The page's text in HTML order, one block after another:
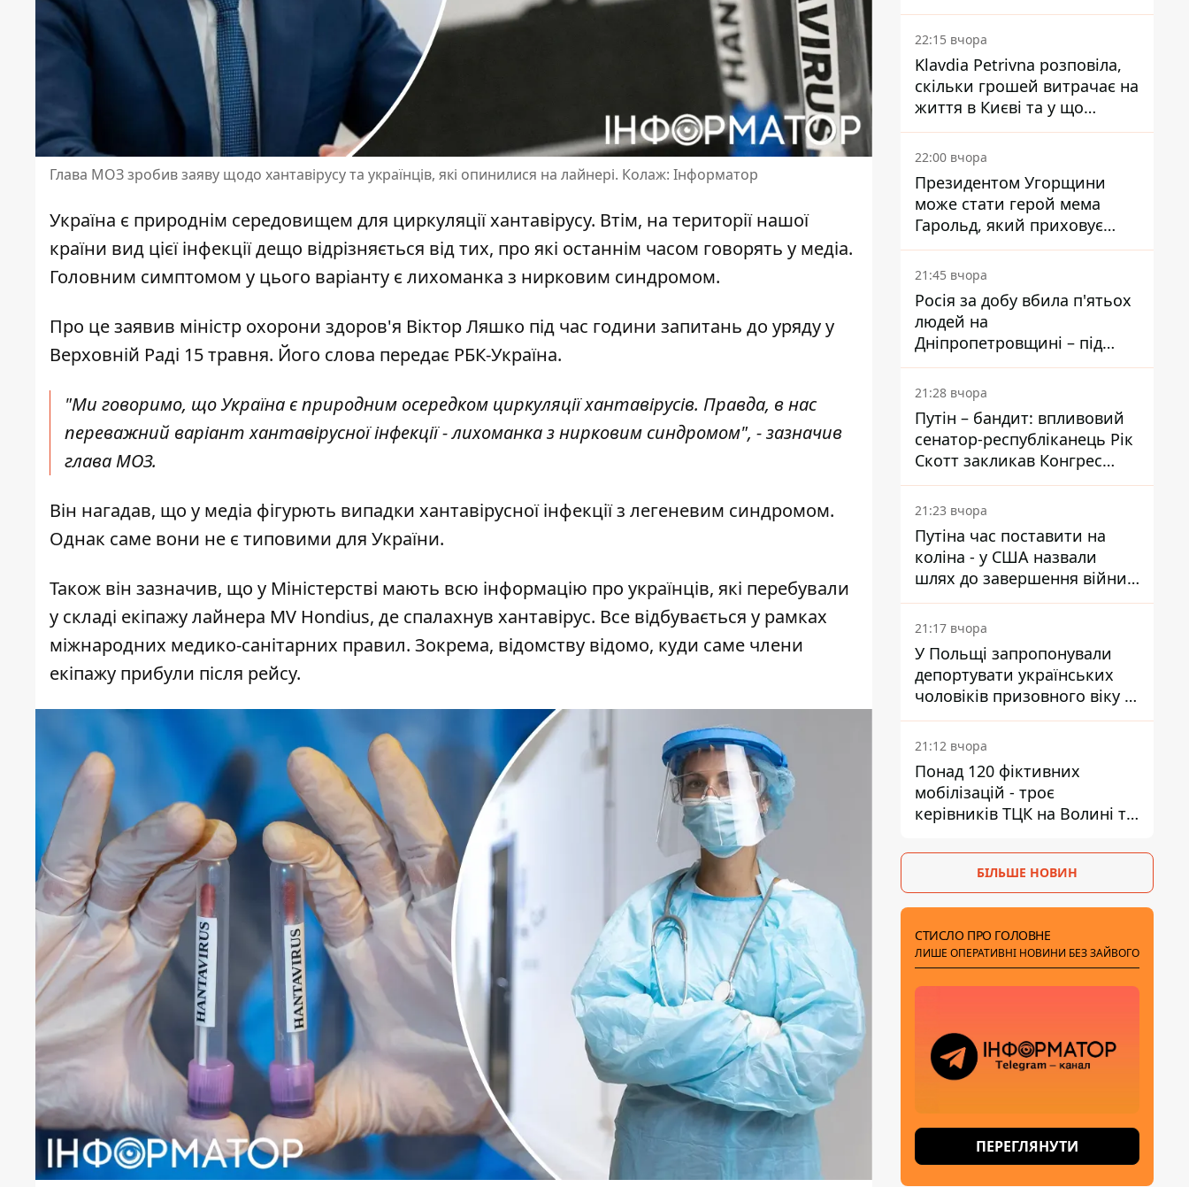
Глава МОЗ зробив заяву щодо хантавірусу та українців, які опинилися на лайнері. Колаж: Інформатор
Україна є природнім середовищем для циркуляції хантавірусу. Втім, на території нашої
країни вид цієї інфекції дещо відрізняється від тих, про які останнім часом говорять у медіа.
Головним симптомом у цього варіанту є лихоманка з нирковим синдромом.
Про цезаявив міністр охорони здоров'я Віктор Ляшко під час години запитань до уряду у
Верховній Раді 15 травня. Його слова передає РБК-Україна.
"Ми говоримо, що Україна є природним осередком циркуляції хантавірусів. Правда, в нас
переважний варіант хантавірусної інфекції - лихоманка з нирковим синдромом", - зазначив
глава МОЗ.
Він нагадав, що у медіа фігурють випадки хантавірусної інфекції з легеневим синдромом.
Однак саме вони не є типовими для України.
Також він зазначив, що у Міністерстві мають всю інформацію про українців, які перебували
у складі екіпажу лайнера MV Hondius, де спалахнув хантавірус. Все відбувається у рамках
міжнародних медико-санітарних правил. Зокрема, відомству відомо, куди саме члени
екіпажу прибули після рейсу.
Центробанку, змусивши
знизити базову ставку
22:15 вчора
Klavdia Petrivna розповіла,
скільки грошей витрачає на
життя в Києві та у що
вкладає мільйони
22:00 вчора
Президентом Угорщини
може стати герой мема
Гарольд, який приховує
біль – він очолив народне
голосування
21:45 вчора
Росія за добу вбила п'ятьох
людей на
Дніпропетровщині – під
ударами опинилися п'ять
районів області
21:28 вчора
Путін – бандит: впливовий
сенатор-республіканець Рік
Скотт закликав Конгрес
притягнути РФ до
відповідальності за війну в
Україні
21:23 вчора
Путіна час поставити на
коліна - у США назвали
шлях до завершення війни -
National Security Journal
21:17 вчора
У Польщі запропонували
депортувати українських
чоловіків призовного віку -
кого це може торкнутися
21:12 вчора
Понад 120 фіктивних
мобілізацій - троє
керівників ТЦК на Волині та
за фейкові звіти
БІЛЬШЕ НОВИН
СТИСЛО ПРО ГОЛОВНЕ
ЛИШЕ ОПЕРАТИВНІ НОВИНИ БЕЗ ЗАЙВОГО
ПЕРЕГЛЯНУТИ